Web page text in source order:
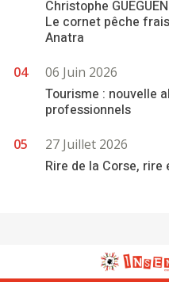
Christophe
Le cornet pêche
Anatra
06 Juin 2026
Tourisme : nouvelle
professionnels
27 Juillet 2026
Rire de la Corse, rire